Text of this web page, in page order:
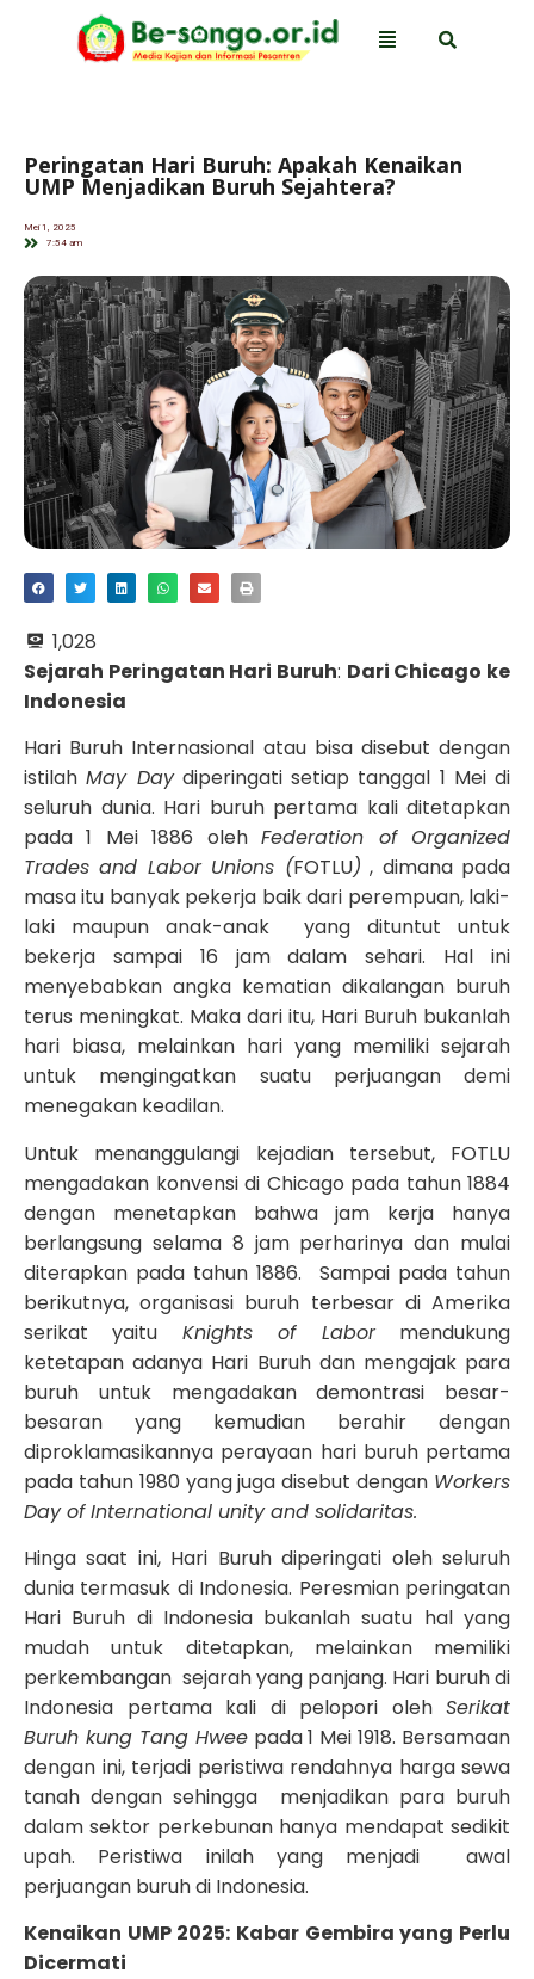
Peringatan Hari Buruh: Apakah Kenaikan
UMP Menjadikan Buruh Sejahtera?
Mei 1, 2025
7:54 am
1,028
Sejarah Peringatan Hari Buruh: Dari Chicago ke
Indonesia
Hari Buruh Internasional atau bisa disebut dengan
istilahMay Daydiperingati setiap tanggal 1 Mei di
seluruh dunia. Hari buruh pertama kali ditetapkan
pada 1 Mei 1886 olehFederation of Organized
Trades and Labor Unions (FOTLU) , dimana pada
masa itu banyak pekerja baik dari perempuan, laki-
laki maupun anak-anak yang dituntut untuk
bekerja sampai 16 jam dalam sehari. Hal ini
menyebabkan angka kematian dikalangan buruh
terus meningkat. Maka dari itu, Hari Buruh bukanlah
hari biasa, melainkan hari yang memiliki sejarah
untuk mengingatkan suatu perjuangan demi
menegakan keadilan.
Untuk menanggulangi kejadian tersebut, FOTLU
mengadakan konvensi di Chicago pada tahun 1884
dengan menetapkan bahwa jam kerja hanya
berlangsung selama 8 jam perharinya dan mulai
diterapkan pada tahun 1886. Sampai pada tahun
berikutnya, organisasi buruh terbesar di Amerika
serikat yaitu Knights of Labormendukung
ketetapan adanya Hari Buruh dan mengajak para
buruh untuk mengadakan demontrasi besar-
besaran yang kemudian berahir dengan
diproklamasikannya perayaan hari buruh pertama
pada tahun 1980 yang juga disebut dengan Workers
Day of International unity and solidaritas.
Hinga saat ini, Hari Buruh diperingati oleh seluruh
dunia termasuk di Indonesia. Peresmian peringatan
Hari Buruh di Indonesia bukanlah suatu hal yang
mudah untuk ditetapkan, melainkan memiliki
perkembangan sejarah yang panjang. Hari buruh di
Indonesia pertama kali di pelopori oleh Serikat
Buruh kung Tang Hweepada 1 Mei 1918. Bersamaan
dengan ini, terjadi peristiwa rendahnya harga sewa
tanah dengan sehingga menjadikan para buruh
dalam sektor perkebunan hanya mendapat sedikit
upah. Peristiwa inilah yang menjadi awal
perjuangan buruh di Indonesia.
Kenaikan UMP 2025: Kabar Gembira yang Perlu
Dicermati